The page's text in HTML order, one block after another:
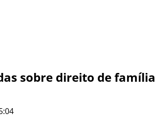
sobre direito de família